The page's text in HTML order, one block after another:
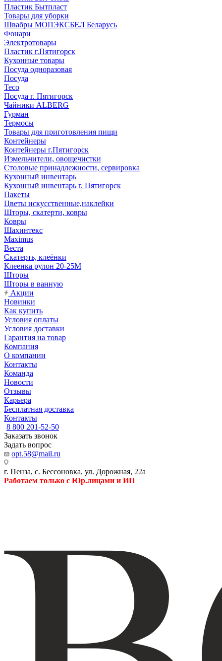
Пластик Бытпласт
Товары для уборки
Швабры МОПЭКСБЕЛ Беларусь
Фонари
Электротовары
Пластик г.Пятигорск
Кухонные товары
Посуда одноразовая
Посуда
Teco
Посуда г. Пятигорск
Чайники ALBERG
Гурман
Термосы
Товары для приготовления пищи
Контейнеры
Контейнеры г.Пятигорск
Измельчители, овощечистки
Столовые принадлежности, сервировка
Кухонный инвентарь
Кухонный инвентарь г. Пятигорск
Пакеты
Цветы искусственные,наклейки
Шторы, скатерти, ковры
Ковры
Шахинтекс
Maximus
Веста
Скатерть, клеёнки
Клеенка рулон 20-25М
Шторы
Шторы в ванную
Акции
Новинки
Как купить
Условия оплаты
Условия доставки
Гарантия на товар
Компания
О компании
Контакты
Команда
Новости
Отзывы
Карьера
Бесплатная доставка
Контакты
8 800 201-52-50
Заказать звонок
Задать вопрос
opt.58@mail.ru
г. Пенза, с. Бессоновка, ул. Дорожная, 22а
Работаем только с Юр.лицами и ИП